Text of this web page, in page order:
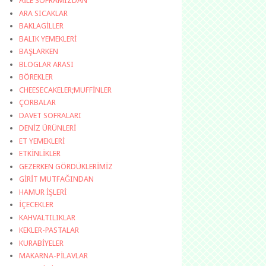
ARA SICAKLAR
BAKLAGİLLER
BALIK YEMEKLERİ
BAŞLARKEN
BLOGLAR ARASI
BÖREKLER
CHEESECAKELER;MUFFİNLER
ÇORBALAR
DAVET SOFRALARI
DENİZ ÜRÜNLERİ
ET YEMEKLERİ
ETKİNLİKLER
GEZERKEN GÖRDÜKLERİMİZ
GİRİT MUTFAĞINDAN
HAMUR İŞLERİ
İÇECEKLER
KAHVALTILIKLAR
KEKLER-PASTALAR
KURABİYELER
MAKARNA-PİLAVLAR